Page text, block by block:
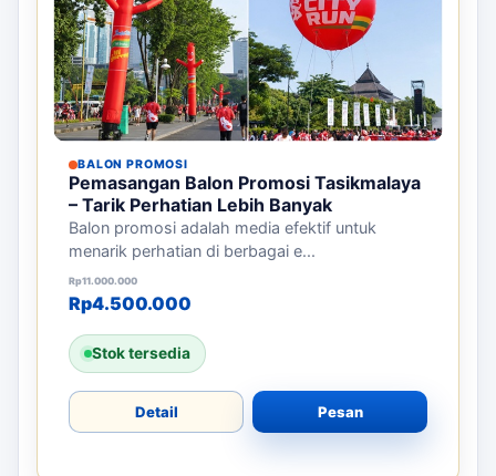
BALON PROMOSI
Pemasangan Balon Promosi Tasikmalaya
– Tarik Perhatian Lebih Banyak
Balon promosi adalah media efektif untuk
menarik perhatian di berbagai e...
Rp11.000.000
Harga aslinya adalah: Rp11.000.000.
Rp4.500.000
Harga saat ini adalah: Rp4.500.000.
Stok tersedia
Detail Pesan